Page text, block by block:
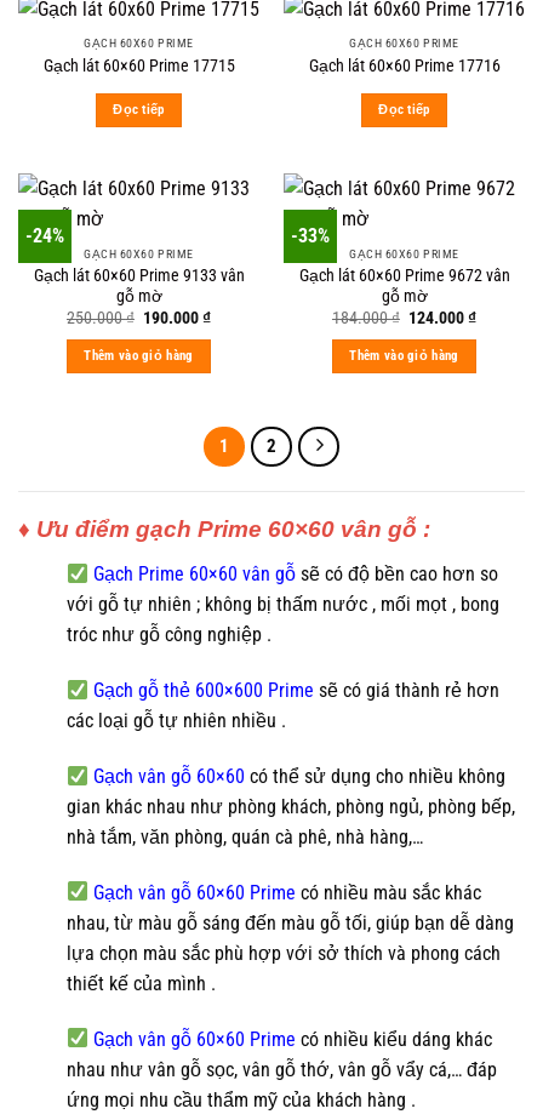
GẠCH 60X60 PRIME
Gạch lát 60×60 Prime 17715
Đọc tiếp
GẠCH 60X60 PRIME
Gạch lát 60×60 Prime 17716
Đọc tiếp
-24%
GẠCH 60X60 PRIME
Gạch lát 60×60 Prime 9133 vân
gỗ mờ
250.000₫ Original
was:
250.000 ₫.
190.000₫Current
Thêm vào giỏ hàng
-33%
GẠCH 60X60 PRIME
Gạch lát 60×60 Prime 9672 vân
gỗ mờ
184.000₫ Original
was:
184.000 ₫.
124.000₫Current
Thêm vào giỏ hàng
1 2
♦ Ưu điểm gạch Prime 60×60 vân gỗ :
Gạch Prime 60×60 vân gỗ sẽ có độ bền cao hơn so
với gỗ tự nhiên ; không bị thấm nước , mối mọt , bong
tróc như gỗ công nghiệp .
Gạch gỗ thẻ 600×600 Prime sẽ có giá thành rẻ hơn
các loại gỗ tự nhiên nhiều .
Gạch vân gỗ 60×60 có thể sử dụng cho nhiều không
gian khác nhau như phòng khách, phòng ngủ, phòng bếp,
nhà tắm, văn phòng, quán cà phê, nhà hàng,…
Gạch vân gỗ 60×60 Prime có nhiều màu sắc khác
nhau, từ màu gỗ sáng đến màu gỗ tối, giúp bạn dễ dàng
lựa chọn màu sắc phù hợp với sở thích và phong cách
thiết kế của mình .
Gạch vân gỗ 60×60 Prime có nhiều kiểu dáng khác
nhau như vân gỗ sọc, vân gỗ thớ, vân gỗ vẩy cá,… đáp
ứng mọi nhu cầu thẩm mỹ của khách hàng .